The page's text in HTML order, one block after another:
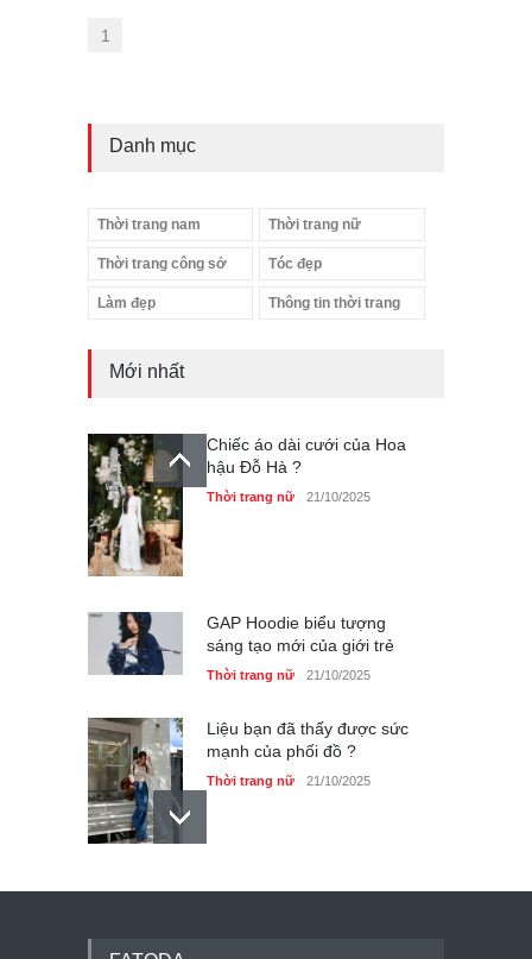
1
Danh mục
Thời trang nam Thời trang nữ
Thời trang công sở Tóc đẹp
Làm đẹp Thông tin thời trang
Mới nhất
Chiếc áo dài cưới của Hoa
hậu Đỗ Hà ?
Thời trang nữ 21/10/2025
GAP Hoodie biểu tượng
sáng tạo mới của giới trẻ
Thời trang nữ 21/10/2025
Liệu bạn đã thấy được sức
mạnh của phối đồ ?
Thời trang nữ 21/10/2025
Dàn túi hiệu ‘ xịn sò’ của nữ